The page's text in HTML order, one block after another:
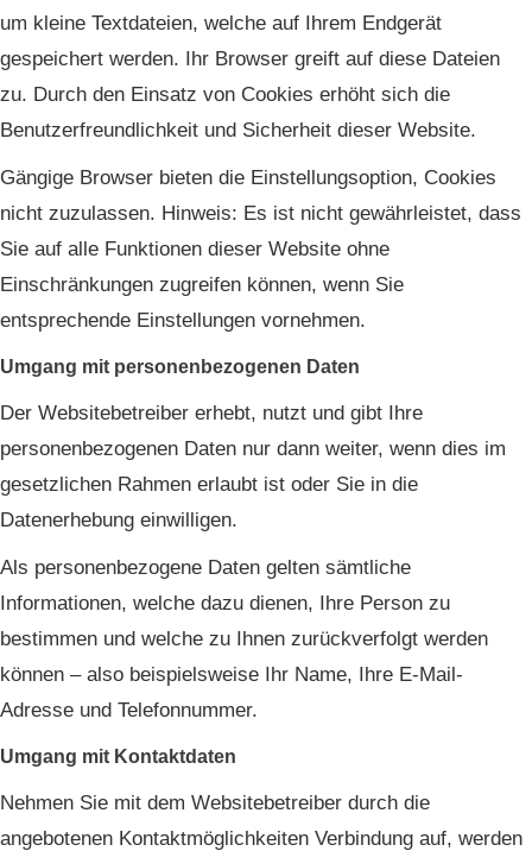
um kleine Textdateien, welche auf Ihrem Endgerät
gespeichert werden. Ihr Browser greift auf diese Dateien
zu. Durch den Einsatz von Cookies erhöht sich die
Benutzerfreundlichkeit und Sicherheit dieser Website.
Gängige Browser bieten die Einstellungsoption, Cookies
nicht zuzulassen. Hinweis: Es ist nicht gewährleistet, dass
Sie auf alle Funktionen dieser Website ohne
Einschränkungen zugreifen können, wenn Sie
entsprechende Einstellungen vornehmen.
Umgang mit personenbezogenen Daten
Der Websitebetreiber erhebt, nutzt und gibt Ihre
personenbezogenen Daten nur dann weiter, wenn dies im
gesetzlichen Rahmen erlaubt ist oder Sie in die
Datenerhebung einwilligen.
Als personenbezogene Daten gelten sämtliche
Informationen, welche dazu dienen, Ihre Person zu
bestimmen und welche zu Ihnen zurückverfolgt werden
können – also beispielsweise Ihr Name, Ihre E-Mail-
Adresse und Telefonnummer.
Umgang mit Kontaktdaten
Nehmen Sie mit dem Websitebetreiber durch die
angebotenen Kontaktmöglichkeiten Verbindung auf, werden